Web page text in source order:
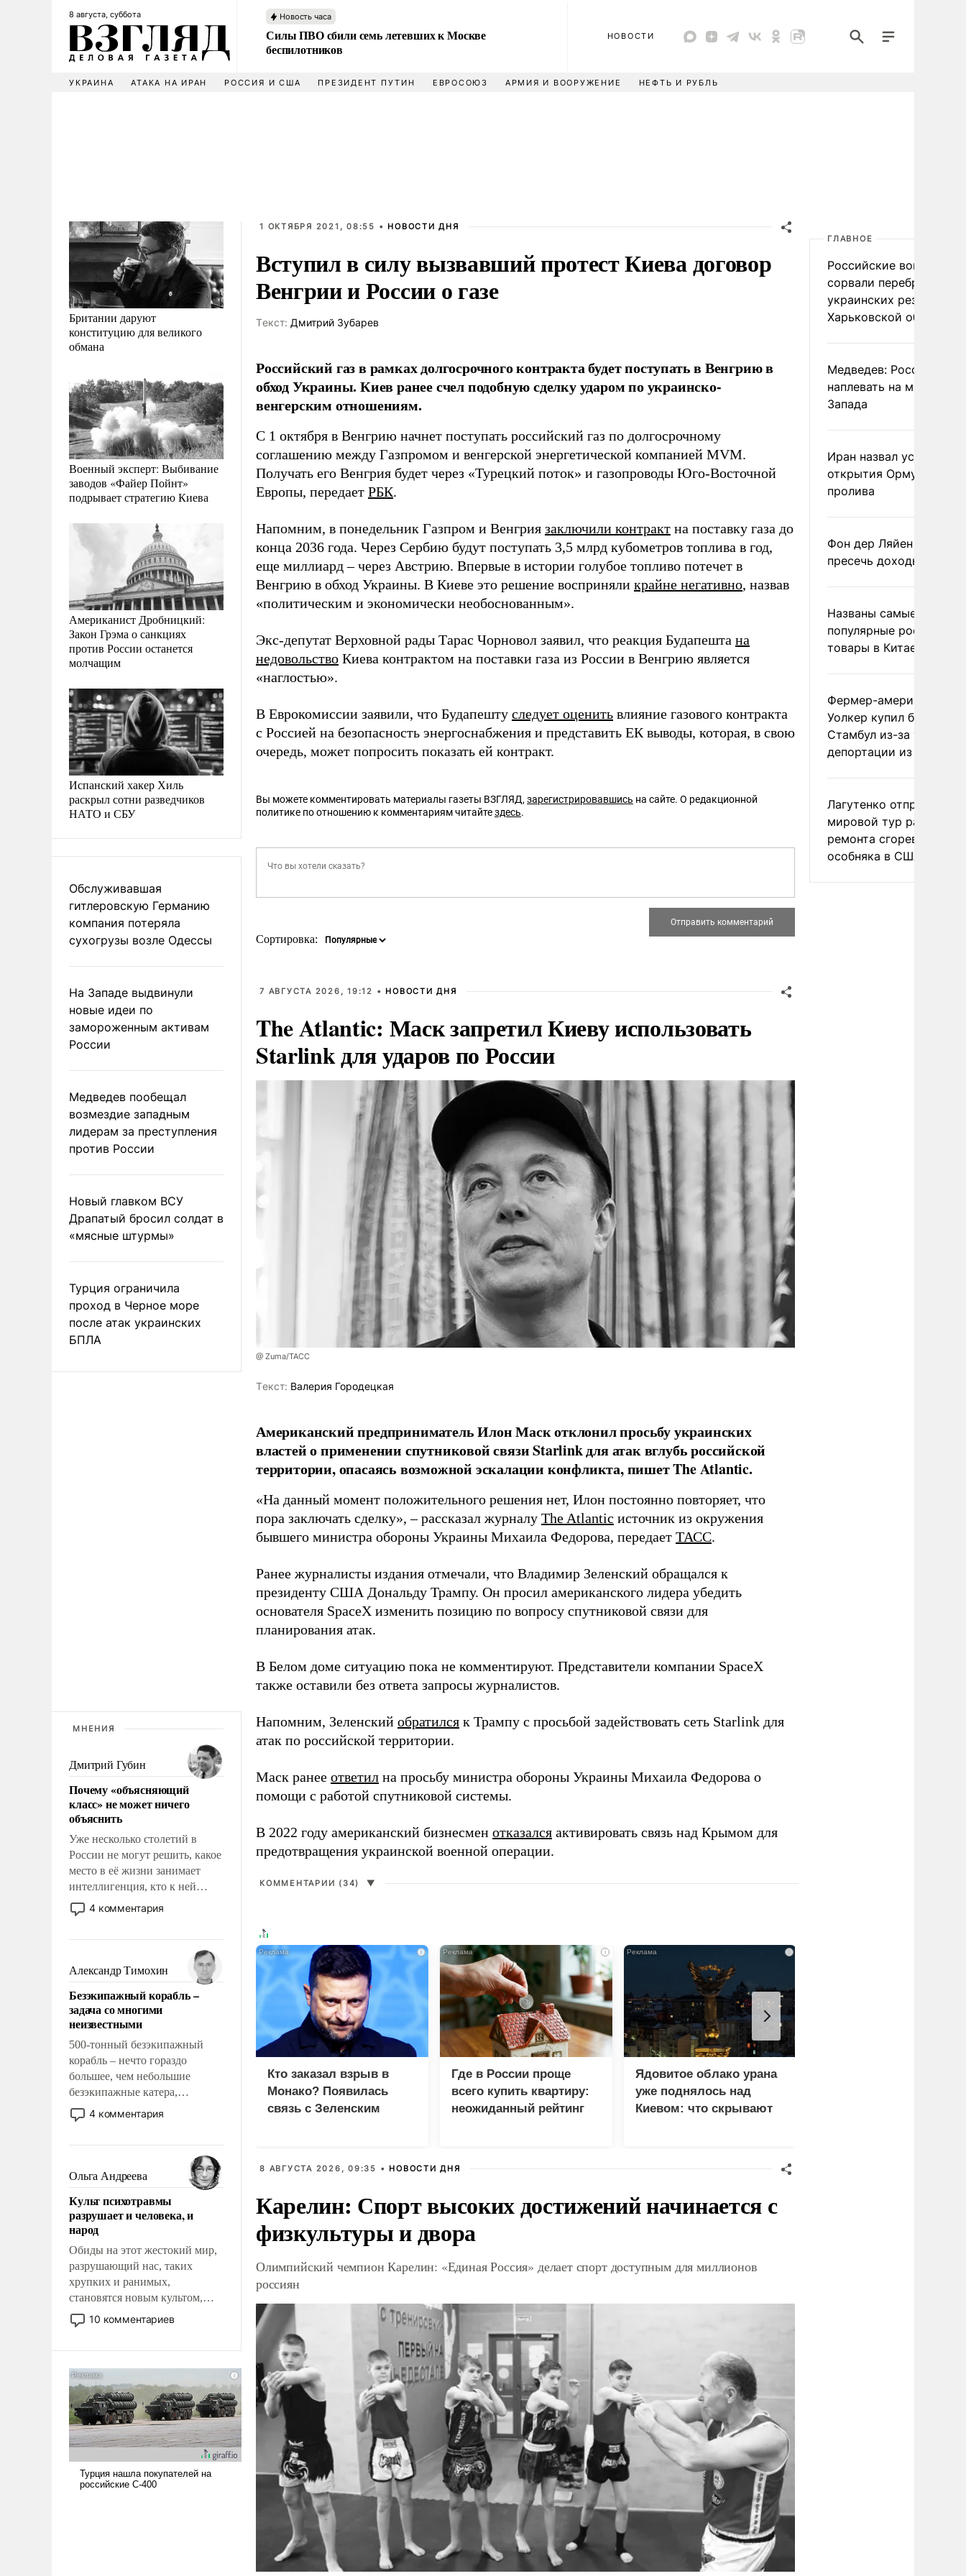
8 августа, суббота Новость часа
Силы ПВО сбили семь летевших к Москве
беспилотников
НОВОСТИ
УКРАИНА АТАКА НА ИРАН РОССИЯ И США ПРЕЗИДЕНТ ПУТИН ЕВРОСОЮЗ АРМИЯ И ВООРУЖЕНИЕ НЕФТЬ И РУБЛЬ
Британии даруют
конституцию для великого
обмана
Военный эксперт: Выбивание
заводов «Файер Пойнт»
подрывает стратегию Киева
Американист Дробницкий:
Закон Грэма о санкциях
против России останется
молчащим
Испанский хакер Хиль
раскрыл сотни разведчиков
НАТО и СБУ
Обслуживавшая
гитлеровскую Германию
компания потеряла
сухогрузы возле Одессы
На Западе выдвинули
новые идеи по
замороженным активам
России
Медведев пообещал
возмездие западным
лидерам за преступления
против России
Новый главком ВСУ
Драпатый бросил солдат в
«мясные штурмы»
Турция ограничила
проход в Черное море
после атак украинских
БПЛА
МНЕНИЯ
Дмитрий Губин
Почему «объясняющий
класс» не может ничего
объяснить
Уже несколько столетий в
России не могут решить, какое
место в её жизни занимает
интеллигенция, кто к ней
принадлежит, а кого из неё
исключили с правом
чем она отличается от просто
образованных людей. Иногда
казалось, что эти вопросы
решены раз и навсегда, но –
нет, не решены.
4 комментария
Александр Тимохин
Безэкипажный корабль –
задача со многими
неизвестными
500-тонный безэкипажный
корабль – нечто гораздо
большее, чем небольшие
безэкипажные катера,
применение которых уже
стало обыденностью. Задача по
сложна и амбициозна. Однако
и ее реализация радикально
поднимет наши боевые
возможности.
4 комментария
Ольга Андреева
Культ психотравмы
разрушает и человека, и
народ
Обиды на этот жестокий мир,
разрушающий нас, таких
хрупких и ранимых,
становятся новым культом,
постепенно вытесняя и
отменяя традиционное
ударами судьбы, брать на себя
ответственность, помогать
слабым, идти вперед и
адаптироваться.
10 комментариев
1 ОКТЯБРЯ 2021, 08:55 • НОВОСТИ ДНЯ
Вступил в силу вызвавший протест Киева договор
Венгрии и России о газе
Tекст: Дмитрий Зубарев
Российский газ в рамках долгосрочного контракта будет поступать в Венгрию в
обход Украины. Киев ранее счел подобную сделку ударом по украинско-
венгерским отношениям.
С 1 октября в Венгрию начнет поступать российский газ по долгосрочному
соглашению между Газпромом и венгерской энергетической компанией MVM.
Получать его Венгрия будет через «Турецкий поток» и газопроводы Юго-Восточной
Европы, передает РБК.
Напомним, в понедельник Газпром и Венгрия заключили контракт на поставку газа до
конца 2036 года. Через Сербию будут поступать 3,5 млрд кубометров топлива в год,
еще миллиард – через Австрию. Впервые в истории голубое топливо потечет в
Венгрию в обход Украины. В Киеве это решение восприняли крайне негативно, назвав
«политическим и экономически необоснованным».
Экс-депутат Верховной рады Тарас Чорновол заявил, что реакция Будапешта на
недовольство Киева контрактом на поставки газа из России в Венгрию является
«наглостью».
В Еврокомиссии заявили, что Будапешту следует оценить влияние газового контракта
с Россией на безопасность энергоснабжения и представить ЕК выводы, которая, в свою
очередь, может попросить показать ей контракт.
Вы можете комментировать материалы газеты ВЗГЛЯД, зарегистрировавшись на сайте. О редакционной
политике по отношению к комментариям читайтездесь.
Сортировка:
7 АВГУСТА 2026, 19:12 • НОВОСТИ ДНЯ
The Atlantic: Маск запретил Киеву использовать
Starlink для ударов по России
@ Zuma/ТАСС
Tекст: Валерия Городецкая
Американский предприниматель Илон Маск отклонил просьбу украинских
властей о применении спутниковой связи Starlink для атак вглубь российской
территории, опасаясь возможной эскалации конфликта, пишет The Atlantic.
«На данный момент положительного решения нет, Илон постоянно повторяет, что
пора заключать сделку», – рассказал журналу The Atlantic источник из окружения
бывшего министра обороны Украины Михаила Федорова, передает ТАСС.
Ранее журналисты издания отмечали, что Владимир Зеленский обращался к
президенту США Дональду Трампу. Он просил американского лидера убедить
основателя SpaceX изменить позицию по вопросу спутниковой связи для
планирования атак.
В Белом доме ситуацию пока не комментируют. Представители компании SpaceX
также оставили без ответа запросы журналистов.
Напомним, Зеленский обратился к Трампу с просьбой задействовать сеть Starlink для
атак по российской территории.
Маск ранее ответил на просьбу министра обороны Украины Михаила Федорова о
помощи с работой спутниковой системы.
В 2022 году американский бизнесмен отказался активировать связь над Крымом для
предотвращения украинской военной операции.
КОММЕНТАРИИ (34) ▼
i
Кто заказал взрыв в
Монако? Появилась
связь с Зеленским
i
Где в России проще
всего купить квартиру:
неожиданный рейтинг
i
Ядовитое облако урана
уже поднялось над
Киевом: что скрывают
8 АВГУСТА 2026, 09:35 • НОВОСТИ ДНЯ
Карелин: Спорт высоких достижений начинается с
физкультуры и двора
Олимпийский чемпион Карелин: «Единая Россия» делает спорт доступным для миллионов
россиян
ГЛАВНОЕ
Российские войска
сорвали переброску
украинских резервов в
Харьковской области
Медведев: России
наплевать на мнение
Запада
Иран назвал условие
открытия Ормузского
пролива
Фон дер Ляйен
пресечь доходы России
Названы самые
популярные российские
товары в Китае
Фермер-американец
Уолкер купил билет в
Стамбул из-за угрозы
депортации из России
Лагутенко отправился в
мировой тур ради
ремонта сгоревшего
особняка в США